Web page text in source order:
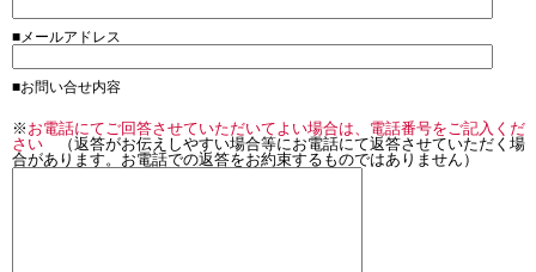
■メールアドレス
■お問い合せ内容
※ お電話にてご回答させていただいてよい場合は、電話番号をご記入くだ
さい （返答がお伝えしやすい場合等にお電話にて返答させていただく場
合があります。お電話での返答をお約束するものではありません）